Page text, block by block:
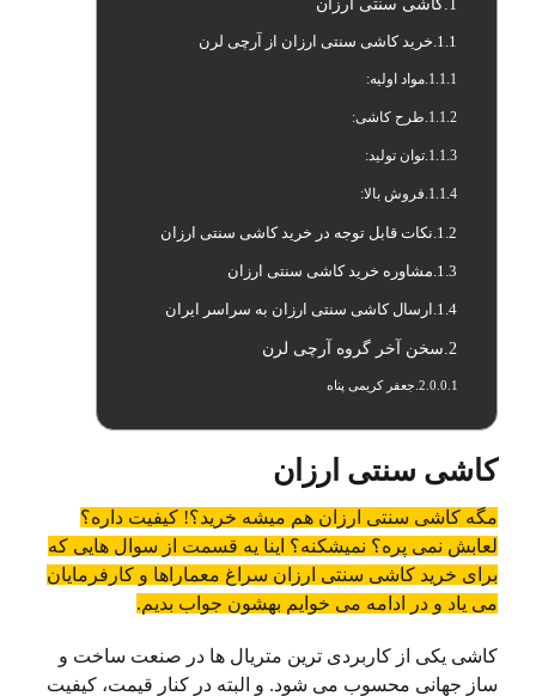
خرید کاشی سنتی ارزان از آرچی لرن
مواد اولیه:
طرح کاشی:
توان تولید:
فروش بالا:
نکات قابل توجه در خرید کاشی سنتی ارزان
مشاوره خرید کاشی سنتی ارزان
ارسال کاشی سنتی ارزان به سراسر ایران
سخن آخر گروه آرچی لرن
جعفر کریمی پناه
کاشی سنتی ارزان
مگه کاشی سنتی ارزان هم میشه خرید؟! کیفیت داره؟
لعابش نمی پره؟ نمیشکنه؟ اینا یه قسمت از سوال هایی که
برای خرید کاشی سنتی ارزان سراغ معماراها و کارفرمایان
می یاد و در ادامه می خوایم بهشون جواب بدیم.
کاشی یکی از کاربردی ترین متریال ها در صنعت ساخت و
ساز جهانی محسوب می شود. و البته در کنار قیمت، کیفیت